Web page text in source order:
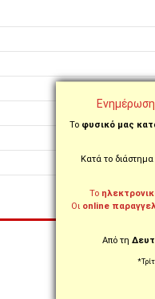
Το φυσικό μας
Κατά το
Το
Οι online
Από τη